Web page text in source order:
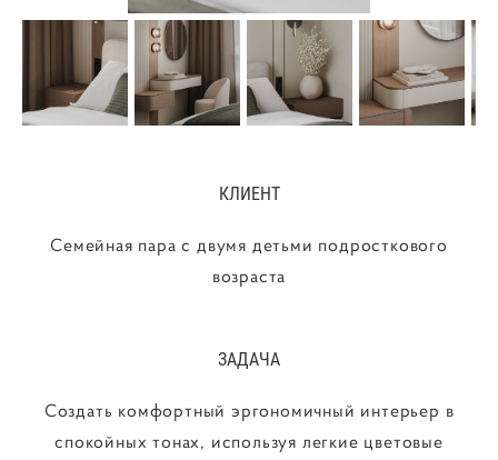
КЛИЕНТ
Семейная пара с двумя детьми подросткового
возраста
ЗАДАЧА
Создать комфортный эргономичный интерьер в
спокойных тонах, используя легкие цветовые